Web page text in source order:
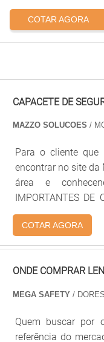
COTAR AGORA
CAPACETE DE
MAZZO SOLUCOES /
Para o cliente que
encontrar no site da
área e
IMPORTANTES DE
capacete de
Soluções. A
garant...
COTAR AGORA
ONDE COMPRAR
MEGA SAFETY /
Quem buscar por
referência do